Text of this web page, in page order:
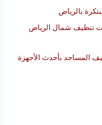
بالرياض
تنظيف شمال الرياض
المساجد بأحدث الأجهزة